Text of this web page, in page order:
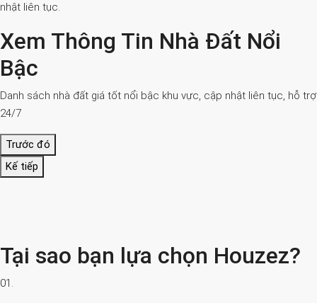
nhật liên tục.
Xem Thông Tin Nhà Đất Nổi
Bậc
Danh sách nhà đất giá tốt nổi bậc khu vực, cập nhật liên tục, hỗ trợ
24/7
Trước đó
Kế tiếp
Tại sao bạn lựa chọn Houzez?
01.